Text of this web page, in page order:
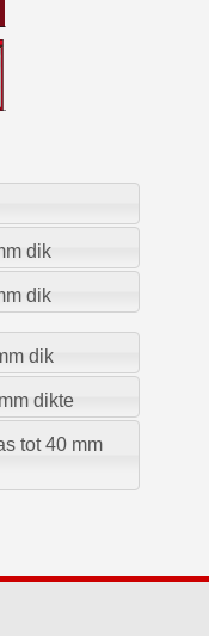
dik
dik
dik
dikte
tot 40 mm